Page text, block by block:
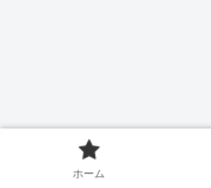
ホーム